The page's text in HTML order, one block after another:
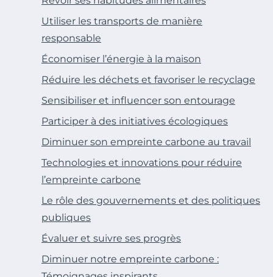
Utiliser les transports de manière
responsable
Économiser l’énergie à la maison
Réduire les déchets et favoriser le recyclage
Sensibiliser et influencer son entourage
Participer à des initiatives écologiques
Diminuer son empreinte carbone au travail
Technologies et innovations pour réduire
l’empreinte carbone
Le rôle des gouvernements et des politiques
publiques
Évaluer et suivre ses progrès
Diminuer notre empreinte carbone :